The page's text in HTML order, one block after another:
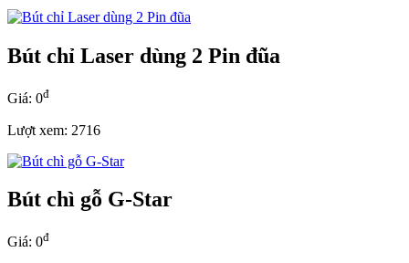
Bút chỉ Laser dùng 2 Pin đũa
Giá: 0đ
Lượt xem: 2716
Bút chì gỗ G-Star
Giá: 0đ